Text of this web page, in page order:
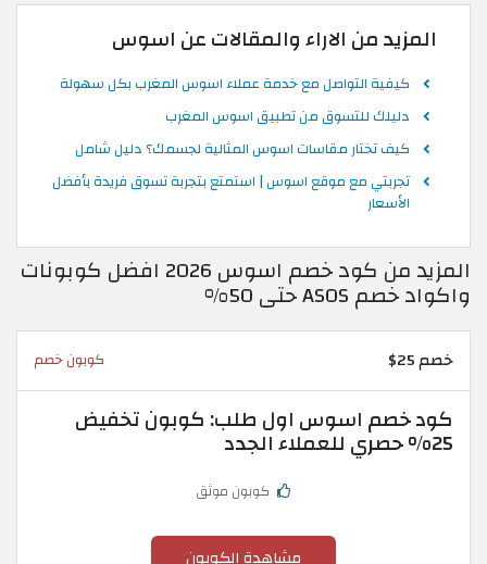
المزيد من الاراء والمقالات عن اسوس
كيفية التواصل مع خدمة عملاء اسوس المغرب بكل سهولة
دليلك للتسوق من تطبيق اسوس المغرب
كيف تختار مقاسات اسوس المثالية لجسمك؟ دليل شامل
تجربتي مع موقع اسوس | استمتع بتجربة تسوق فريدة بأفضل
الأسعار
المزيد من كود خصم اسوس 2026 افضل كوبونات
واكواد خصم ASOS حتى 50%
خصم 25$ كوبون خصم
كود خصم اسوس اول طلب: كوبون تخفيض
25% حصري للعملاء الجدد
كوبون موثق
مشاهدة الكوبون